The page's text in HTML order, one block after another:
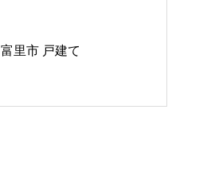
富里市 戸建て
シーブレス